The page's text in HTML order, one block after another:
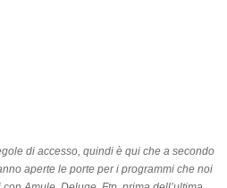
di accesso, quindi è qui che a secondo
aperte le porte per i programmi che noi